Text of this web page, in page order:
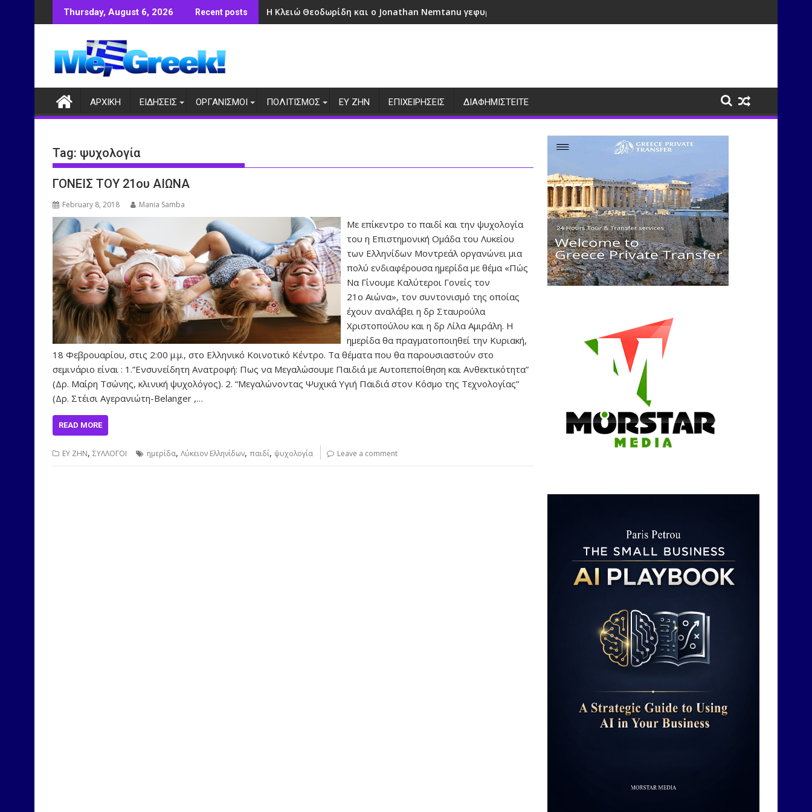
to
Thursday, August 6, 2026 Recent posts Η Κλειώ Θεοδωρίδη και ο Jonathan Nemtanu γεφυρώνουν πολιτισμούς μέσα από τη μουσική
ΑΡΧΙΚΗ ΕΙΔΗΣΕΙΣ ΟΡΓΑΝΙΣΜΟΙ ΠΟΛΙΤΙΣΜΟΣ ΕΥ ΖΗΝ ΕΠΙΧΕΙΡΗΣΕΙΣ ΔΙΑΦΗΜΙΣΤΕΙΤΕ
Tag: ψυχολογία
ΓΟΝΕΙΣ ΤΟΥ 21ου ΑΙΩΝΑ
February 8, 2018 Mania Samba
Με επίκεντρο το παιδί και την ψυχολογία
του η Επιστημονική Ομάδα του Λυκείου
των Ελληνίδων Μοντρεάλ οργανώνει μια
πολύ ενδιαφέρουσα ημερίδα με θέμα «Πώς
Να Γίνουμε Καλύτεροι Γονείς τον
21ο Αιώνα», τον συντονισμό της οποίας
έχουν αναλάβει η δρ Σταυρούλα
Χριστοπούλου και η δρ Λίλα Αμιράλη. Η
ημερίδα θα πραγματοποιηθεί την Κυριακή,
18 Φεβρουαρίου, στις 2:00 μ.μ., στο Ελληνικό Κοινοτικό Κέντρο. Τα θέματα που θα παρουσιαστούν στο
σεμινάριο είναι : 1.”Ενσυνείδητη Ανατροφή: Πως να Μεγαλώσουμε Παιδιά με Αυτοπεποίθηση και Ανθεκτικότητα”
(Δρ. Μαίρη Τσώνης, κλινική ψυχολόγος). 2. “Μεγαλώνοντας Ψυχικά Υγιή Παιδιά στον Kόσμο της Τεχνολογίας”
(Δρ. Στέισι Αγερανιώτη-Belanger ,…
READ MORE
ΕΥ ΖΗΝ, ΣΥΛΛΟΓΟΙ ημερίδα, Λύκειον Ελληνίδων, παιδί, ψυχολογία Leave a comment